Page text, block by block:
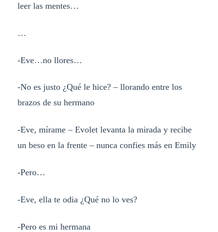
leer las mentes…
…
-Eve…no llores…
-No es justo ¿Qué le hice? – llorando entre los
brazos de su hermano
-Eve, mírame – Evolet levanta la mirada y recibe
un beso en la frente – nunca confies más en Emily
-Pero…
-Eve, ella te odia ¿Qué no lo ves?
-Pero es mi hermana